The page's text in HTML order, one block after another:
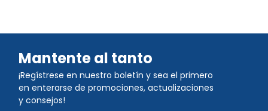
Mantente al tanto
¡Regístrese en nuestro boletín y sea el primero
en enterarse de promociones, actualizaciones
y consejos!